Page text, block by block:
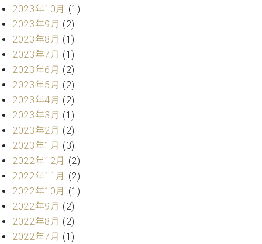
W.
ホ
フ
マ
ン
ト
ラ
デ
ィ
シ
ョ
ン
W.
ホ
フ
マ
ン
技
術
営
業
セ
ン
ー
ス
タ
ッ
フ
ご
挨
技
術
者
2023年10月 (1)
2023年9月 (2)
2023年8月 (1)
2023年7月 (1)
2023年6月 (2)
2023年5月 (2)
2023年4月 (2)
2023年3月 (1)
2023年2月 (2)
2023年1月 (3)
2022年12月 (2)
2022年11月 (2)
2022年10月 (1)
2022年9月 (2)
2022年8月 (2)
2022年7月 (1)